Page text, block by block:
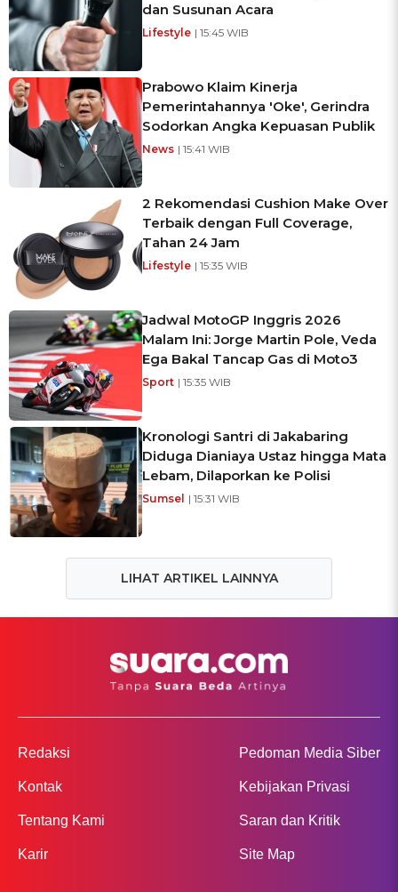
dan Susunan Acara
Lifestyle | 15:45 WIB
Prabowo Klaim Kinerja
Pemerintahannya 'Oke', Gerindra
Sodorkan Angka Kepuasan Publik
News | 15:41 WIB
2 Rekomendasi Cushion Make Over
Terbaik dengan Full Coverage,
Tahan 24 Jam
Lifestyle | 15:35 WIB
Jadwal MotoGP Inggris 2026
Malam Ini: Jorge Martin Pole, Veda
Ega Bakal Tancap Gas di Moto3
Sport | 15:35 WIB
Kronologi Santri di Jakabaring
Diduga Dianiaya Ustaz hingga Mata
Lebam, Dilaporkan ke Polisi
Sumsel | 15:31 WIB
LIHAT ARTIKEL LAINNYA
Redaksi
Kontak
Tentang Kami
Karir
Pedoman Media Siber
Kebijakan Privasi
Saran dan Kritik
Site Map